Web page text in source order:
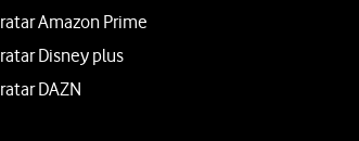
Amazon Prime
Disney plus
DAZN